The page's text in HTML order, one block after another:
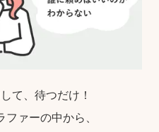
て、待つだけ！
ァーの中から、